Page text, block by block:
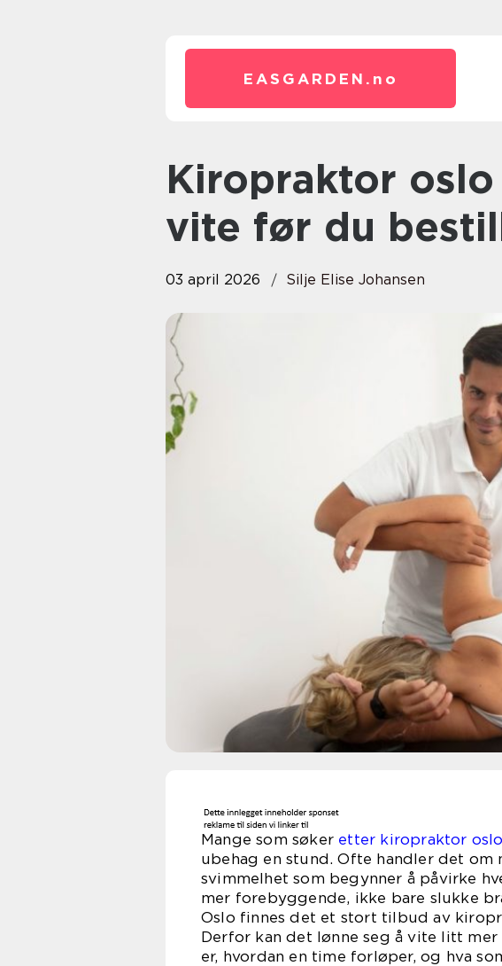
EASGARDEN. no
Kiropraktor oslo hva bør du
vite før du
03 april 2026 Silje Elise Johansen
Mange som søker etter kiropraktor
ubehag en stund. Ofte handler det om
svimmelhet som begynner å påvirke
mer forebyggende, ikke bare slukke
Oslo finnes det et stort tilbud av
Derfor kan det lønne seg å vite litt
er, hvordan en time forløper, og hva